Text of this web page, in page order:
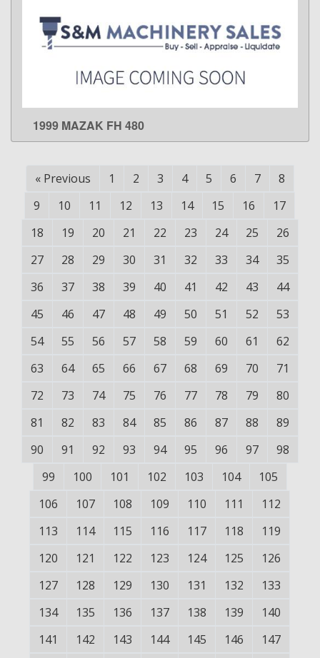
LEARN MORE
1999 MAZAK FH 480
« Previous 1 2 3 4 5 6 7
8
9
10 11 12 13 14 15 16
17
18
19 20 21 22 23 24 25
26
27
28 29 30 31 32 33 34
35
36
37 38 39 40 41 42 43
44
45
46 47 48 49 50 51 52
53
54
55 56 57 58 59 60 61
62
63
64 65 66 67 68 69 70
71
72
73 74 75 76 77 78 79
80
81
82 83 84 85 86 87 88
89
90
91 92 93 94 95 96 97
98
99
100 101 102 103 104
105
106
107 108 109 110 111
112
113
114 115 116 117 118
119
120
121 122 123 124 125
126
127
128 129 130 131 132
133
134
135 136 137 138 139
140
141
142 143 144 145 146
147